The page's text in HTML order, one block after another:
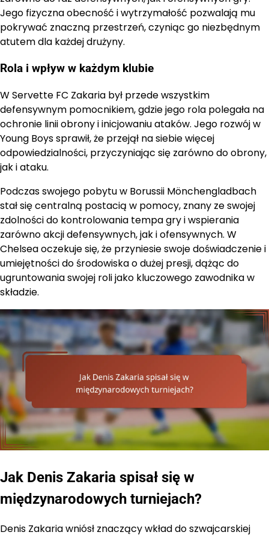
Jego fizyczna obecność i wytrzymałość pozwalają mu
pokrywać znaczną przestrzeń, czyniąc go niezbędnym
atutem dla każdej drużyny.
Rola i wpływ w każdym klubie
W Servette FC Zakaria był przede wszystkim
defensywnym pomocnikiem, gdzie jego rola polegała na
ochronie linii obrony i inicjowaniu ataków. Jego rozwój w
Young Boys sprawił, że przejął na siebie więcej
odpowiedzialności, przyczyniając się zarówno do obrony,
jak i ataku.
Podczas swojego pobytu w Borussii Mönchengladbach
stał się centralną postacią w pomocy, znany ze swojej
zdolności do kontrolowania tempa gry i wspierania
zarówno akcji defensywnych, jak i ofensywnych. W
Chelsea oczekuje się, że przyniesie swoje doświadczenie i
umiejętności do środowiska o dużej presji, dążąc do
ugruntowania swojej roli jako kluczowego zawodnika w
składzie.
Jak Denis Zakaria spisał się w
międzynarodowych turniejach?
Denis Zakaria wniósł znaczący wkład do szwajcarskiej